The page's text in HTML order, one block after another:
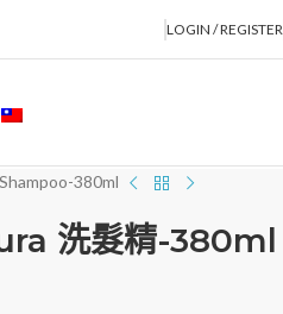
LOGIN / REGISTER
380ml
洗髮精-380ml